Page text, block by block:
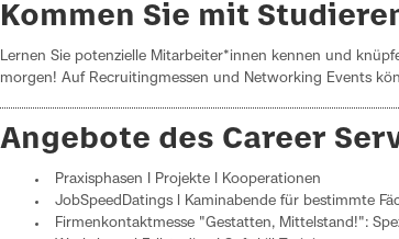
Kommen Sie mit
Lernen Sie potenzielle Mitarbeiter*innen kennen und
morgen! Auf Recruitingmessen und Networking Events
Angebote des Career
Praxisphasen I Projekte I Kooperationen
JobSpeedDatings l Kaminabende für bestimmte
Firmenkontaktmesse "Gestatten, Mittelstand!":